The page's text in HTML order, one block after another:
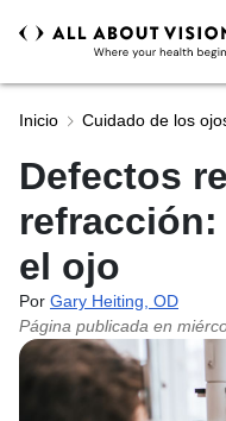
Inicio Cuidado de los
Defectos
el ojo
Por Gary Heiting, OD
Página publicada en